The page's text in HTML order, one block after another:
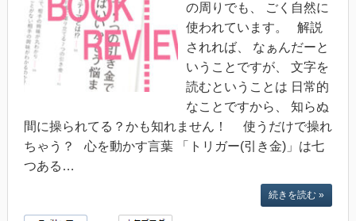
の周りでも、 ごく自然に
使われています。 解説
されれば、 なぁんだーと
いうことですが、 文字を
読むということは 日常的
なことですから、 知らぬ
間に操られてる？かも知れません！ 使うだけで操れ
ちゃう？ 心を動かす言葉 「トリガー(引き金)」は七
つある…
続きを読む »